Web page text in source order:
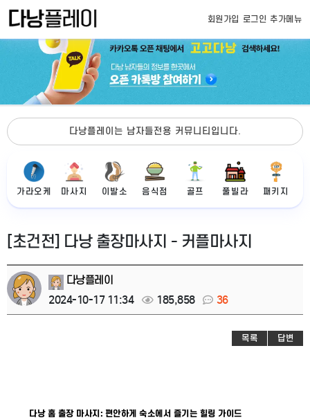
회원가입 로그인 추가메뉴
다낭플레이는 남자들전용 커뮤니티입니다.
가라오케 마사지 이발소 음식점 골프 풀빌라 패키지
[초건전] 다낭 출장마사지 - 커플마사지
다낭플레이
2024-10-17 11:34
185,858 36
목록 답변
다낭 홈 출장 마사지: 편안하게 숙소에서 즐기는 힐링 가이드